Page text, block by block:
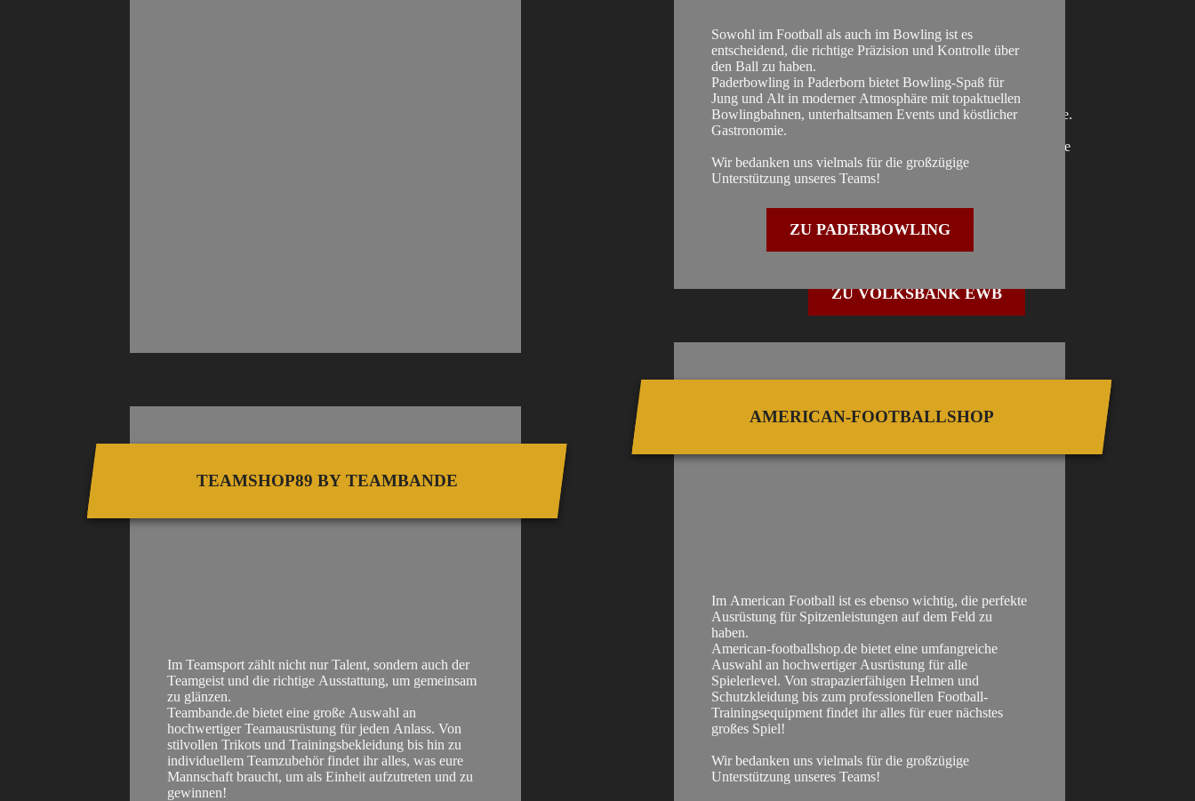
Die Volksbank Elsen Wewer Borchen ist eine
genossenschaftliche Bank, die seit vielen Jahren in der
Region fest verwurzelt ist. Mit ihrer breiten Palette an
Finanzdienstleistungen steht sie Privatpersonen,
Unternehmen und Vereinen als starker Partner zur Seite.
Ob es um eine persönliche Beratung, nachhaltige
Finanzlösungen oder die Unterstützung lokaler Projekte
geht – die Volksbank ist immer nah an den Menschen
und ihren Bedürfnissen.
Wir schätzen eure Unterstützung sehr und freuen uns
auf eine erfolgreiche und vertrauensvolle
ZU VOLKSBANK EWB
TEAMSHOP89 BY TEAMBANDE
Im Teamsport zählt nicht nur Talent, sondern auch der
Teamgeist und die richtige Ausstattung, um gemeinsam
zu glänzen.
Teambande.de bietet eine große Auswahl an
hochwertiger Teamausrüstung für jeden Anlass. Von
stilvollen Trikots und Trainingsbekleidung bis hin zu
individuellem Teamzubehör findet ihr alles, was eure
Mannschaft braucht, um als Einheit aufzutreten und zu
gewinnen!
Sowohl im Football als auch im Bowling ist es
entscheidend, die richtige Präzision und Kontrolle über
den Ball zu haben.
Paderbowling in Paderborn bietet Bowling-Spaß für
Jung und Alt in moderner Atmosphäre mit topaktuellen
Bowlingbahnen, unterhaltsamen Events und köstlicher
Gastronomie.
Wir bedanken uns vielmals für die großzügige
Unterstützung unseres Teams!
ZU PADERBOWLING
AMERICAN-FOOTBALLSHOP
Im American Football ist es ebenso wichtig, die perfekte
Ausrüstung für Spitzenleistungen auf dem Feld zu
haben.
American-footballshop.de bietet eine umfangreiche
Auswahl an hochwertiger Ausrüstung für alle
Spielerlevel. Von strapazierfähigen Helmen und
Schutzkleidung bis zum professionellen Football-
Trainingsequipment findet ihr alles für euer nächstes
großes Spiel!
Wir bedanken uns vielmals für die großzügige
Unterstützung unseres Teams!